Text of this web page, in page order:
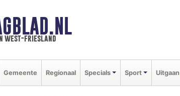
west-friesland
Gemeente Regionaal Specials Sport Uitgaan